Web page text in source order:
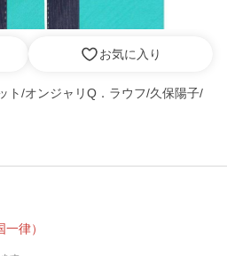
お気に入り
ト/オンジャリQ．ラウフ/久保陽子/
一律）